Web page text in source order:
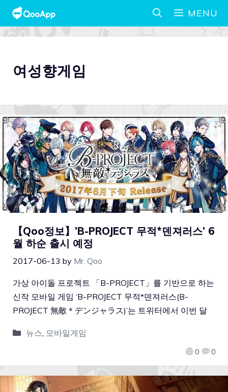
MENU
여성향게임
【Qoo정보】’B-PROJECT 무적*덴져러스’ 6
월 하순 출시 예정
2017-06-13 by Mr. Qoo
0 0
가상 아이돌 프로젝트 「B-PROJECT」를 기반으로 하는
신작 모바일 게임 ‘B-PROJECT 무적*덴져러스(B-
PROJECT 無敵＊デンジャラス)’는 트위터에서 이번 달
뉴스 모바일게임